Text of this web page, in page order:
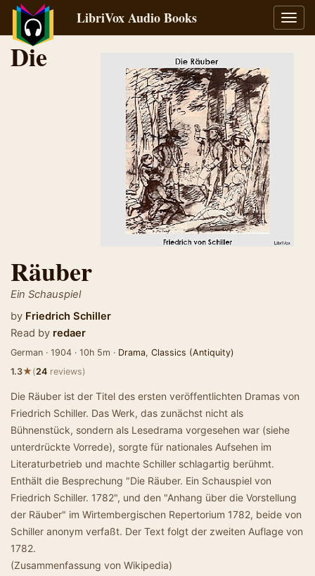
LibriVox Audio Books
Die
Räuber
Ein Schauspiel
by Friedrich Schiller
Read by redaer
German · 1904 · 10h 5m · Drama, Classics (Antiquity)
1.3★(24 reviews)
Die Räuber ist der Titel des ersten veröffentlichten Dramas von
Friedrich Schiller. Das Werk, das zunächst nicht als
Bühnenstück, sondern als Lesedrama vorgesehen war (siehe
unterdrückte Vorrede), sorgte für nationales Aufsehen im
Literaturbetrieb und machte Schiller schlagartig berühmt.
Enthält die Besprechung "Die Räuber. Ein Schauspiel von
Friedrich Schiller. 1782", und den "Anhang über die Vorstellung
der Räuber" im Wirtembergischen Repertorium 1782, beide von
Schiller anonym verfaßt. Der Text folgt der zweiten Auflage von
1782.
(Zusammenfassung von Wikipedia)